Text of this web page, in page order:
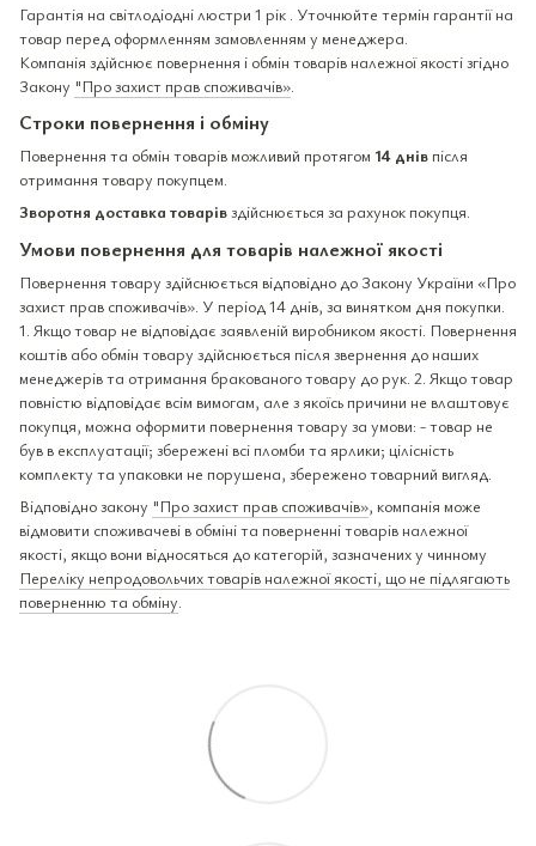
Гарантія на світлодіодні люстри 1 рік . Уточнюйте термін гарантії на
товар перед оформленням замовленням у менеджера.
Компанія здійснює повернення і обмін товарів належної якості згідно
Закону "Про захист прав споживачів»
Строки повернення і обміну
Повернення та обмін товарів можливий протягом 14 днів після
отримання товару покупцем.
Зворотня доставка товарівздійснюється за рахунок покупця.
Умови повернення для товарів належної якості
Повернення товару здійснюється відповідно до Закону України «Про
захист прав споживачів». У період 14 днів, за винятком дня покупки.
1. Якщо товар не відповідає заявленій виробником якості. Повернення
коштів або обмін товару здійснюється після звернення до наших
менеджерів та отримання бракованого товару до рук. 2. Якщо товар
повністю відповідає всім вимогам, але з якоїсь причини не влаштовує
покупця, можна оформити повернення товару за умови: - товар не
був в експлуатації; збережені всі пломби та ярлики; цілісність
комплекту та упаковки не порушена, збережено товарний вигляд.
Відповідно закону "Про захист прав споживачів», компанія може
відмовити споживачеві в обміні та поверненні товарів належної
якості, якщо вони відносяться до категорій, зазначених у чинному
Переліку непродовольчих товарів належної якості, що не підлягають
поверненню та обміну.